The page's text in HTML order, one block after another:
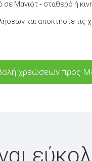
Μαγιότ - σταθερό ή
και αποκτήστε τις
χρεώσεων προς